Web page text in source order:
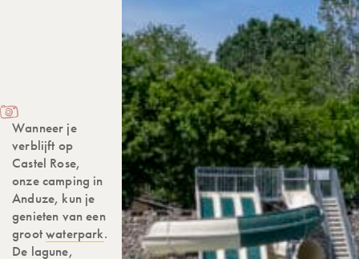
Wanneer je
verblijft op
Castel Rose,
onze camping in
Anduze, kun je
genieten van een
grootwaterpark.
De lagune,